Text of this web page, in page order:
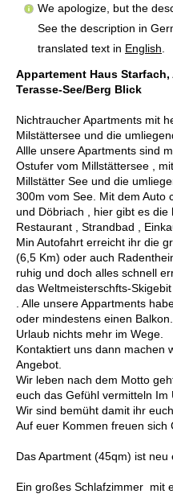
We apologize, but the
See the description in
translated text in English
Appartement Haus Starfach,
Terasse-See/Berg Blick
Nichtraucher Apartments mit
Milstättersee und die
Allle unsere Apartments sind
Ostufer vom Millstättersee ,
Millstätter See und die
300m vom See. Mit dem Auto
und Döbriach , hier gibt es
Restaurant , Strandbad ,
Min Autofahrt erreicht ihr die
(6,5 Km) oder auch
ruhig und doch alles schnell
das Weltmeisterschfts-
. Alle unsere Appartments
oder mindestens einen
Urlaub nichts mehr im Wege.
Kontaktiert uns dann machen
Angebot.
Wir leben nach dem Motto
euch das Gefühl vermitteln Im
Wir sind bemüht damit ihr
Auf euer Kommen freuen sich
Das Apartment (45qm) ist neu
Ein großes Schlafzimmer mit